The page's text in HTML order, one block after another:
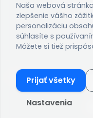
© 2026 Všetky práva
Naša webová
zlepšenie vášho
personalizáciu
súhlasíte s
Môžete si tiež
Prijať všetky
Nastavenia